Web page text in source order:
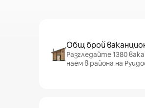
Общ брой
Разгледайте 1380
наем в района на